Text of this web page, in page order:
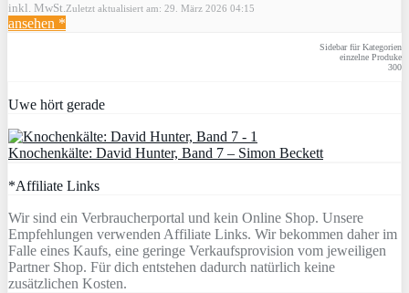
inkl. MwSt.Zuletzt aktualisiert am: 29. März 2026 04:15
ansehen *
Sidebar für Kategorien
einzelne Produke
300
Uwe hört gerade
Knochenkälte: David Hunter, Band 7 – Simon Beckett
*Affiliate Links
Wir sind ein Verbraucherportal und kein Online Shop. Unsere
Empfehlungen verwenden Affiliate Links. Wir bekommen daher im
Falle eines Kaufs, eine geringe Verkaufsprovision vom jeweiligen
Partner Shop. Für dich entstehen dadurch natürlich keine
zusätzlichen Kosten.